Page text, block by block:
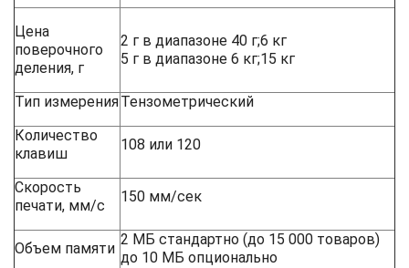
Цена
поверочного
деления, г
2 г в диапазоне 40 г;6 кг
5 г в диапазоне 6 кг;15 кг
Тип измеренияТензометрический
Количество
клавиш
108 или 120
Скорость
печати, мм/с
150 мм/сек
Объем памяти
2 МБ стандартно (до 15 000 товаров)
до 10 МБ опционально